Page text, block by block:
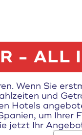
- ALL
Wenn Sie
und
Hotels
um Ihrer
jetzt Ihr